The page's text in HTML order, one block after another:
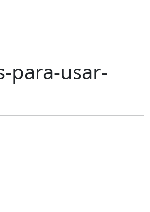
para-usar-